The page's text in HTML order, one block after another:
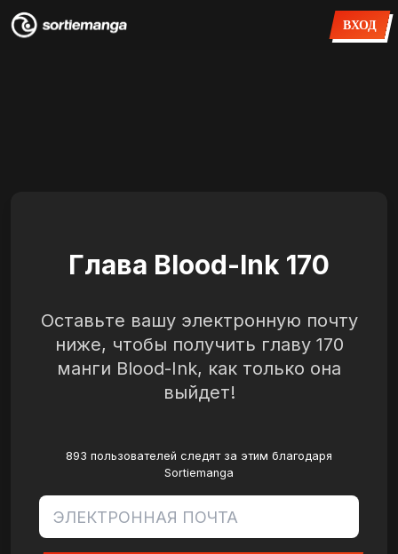
ВХОД
Глава Blood-Ink 170
Оставьте вашу электронную почту
ниже, чтобы получить главу 170
манги Blood-Ink, как только она
выйдет!
893 пользователей следят за этим благодаря
Sortiemanga